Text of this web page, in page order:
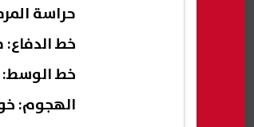
حراسة
خط
خط الوسط:
الهجوم: